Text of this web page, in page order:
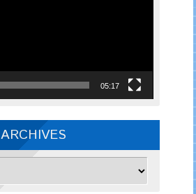
05:17
ARCHIVES